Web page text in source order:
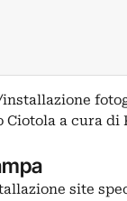
installazione
a cura di
site